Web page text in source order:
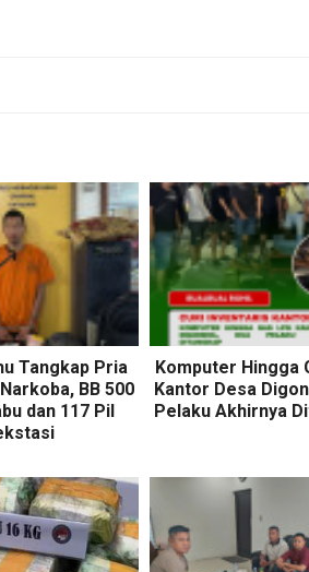
Tangkap Pria
BB 500
dan 117 Pil
Komputer Hingga
Kantor Desa
Pelaku Akhirnya